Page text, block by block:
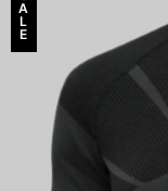
A
L
E